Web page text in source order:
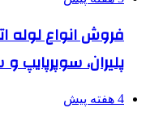
پلیران، سوپرپایپ
4 هفته پیش